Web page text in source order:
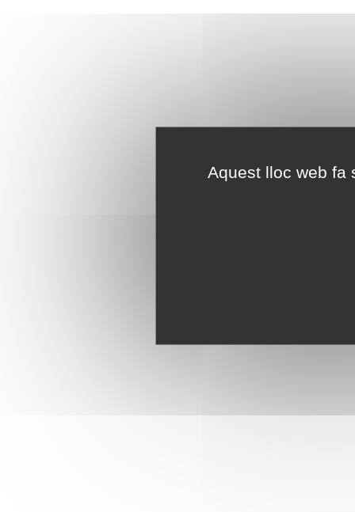
Aquest lloc web fa